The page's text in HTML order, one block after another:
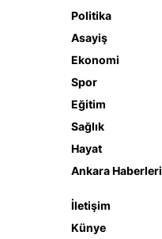
Politika
Asayiş
Ekonomi
Spor
Eğitim
Sağlık
Hayat
Ankara Haberleri
İletişim
Künye